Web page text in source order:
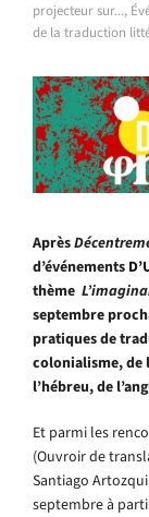
projecteur sur...,
de la traduction
Après
d’événements
thème
septembre
pratiques de
colonialisme, de
l’hébreu, de
Et parmi les
(Ouvroir de
Santiago
septembre à